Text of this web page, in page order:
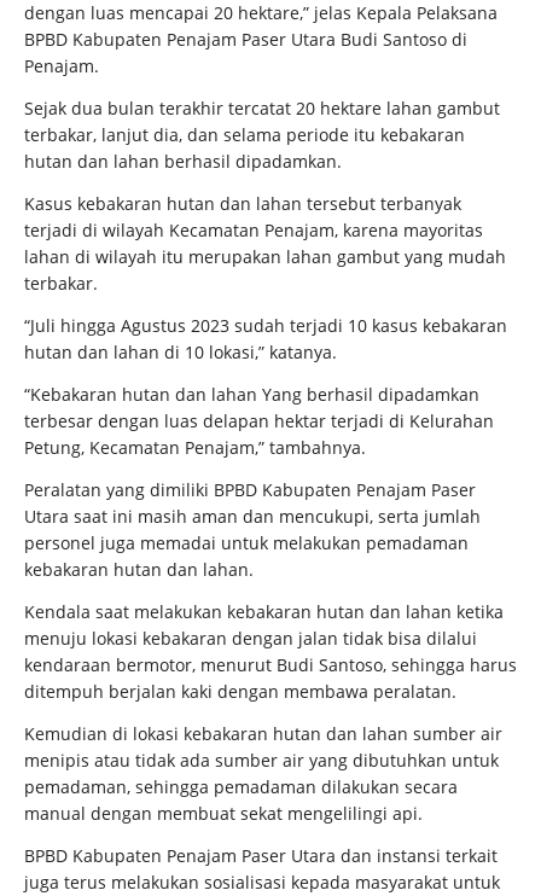
dengan luas mencapai 20 hektare,” jelas Kepala Pelaksana
BPBD Kabupaten Penajam Paser Utara Budi Santoso di
Penajam.
Sejak dua bulan terakhir tercatat 20 hektare lahan gambut
terbakar, lanjut dia, dan selama periode itu kebakaran
hutan dan lahan berhasil dipadamkan.
Kasus kebakaran hutan dan lahan tersebut terbanyak
terjadi di wilayah Kecamatan Penajam, karena mayoritas
lahan di wilayah itu merupakan lahan gambut yang mudah
terbakar.
“Juli hingga Agustus 2023 sudah terjadi 10 kasus kebakaran
hutan dan lahan di 10 lokasi,” katanya.
“Kebakaran hutan dan lahan Yang berhasil dipadamkan
terbesar dengan luas delapan hektar terjadi di Kelurahan
Petung, Kecamatan Penajam,” tambahnya.
Peralatan yang dimiliki BPBD Kabupaten Penajam Paser
Utara saat ini masih aman dan mencukupi, serta jumlah
personel juga memadai untuk melakukan pemadaman
kebakaran hutan dan lahan.
Kendala saat melakukan kebakaran hutan dan lahan ketika
menuju lokasi kebakaran dengan jalan tidak bisa dilalui
kendaraan bermotor, menurut Budi Santoso, sehingga harus
ditempuh berjalan kaki dengan membawa peralatan.
Kemudian di lokasi kebakaran hutan dan lahan sumber air
menipis atau tidak ada sumber air yang dibutuhkan untuk
pemadaman, sehingga pemadaman dilakukan secara
manual dengan membuat sekat mengelilingi api.
BPBD Kabupaten Penajam Paser Utara dan instansi terkait
juga terus melakukan sosialisasi kepada masyarakat untuk